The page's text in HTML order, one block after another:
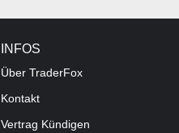
INFOS
Über TraderFox
Kontakt
Vertrag Kündigen